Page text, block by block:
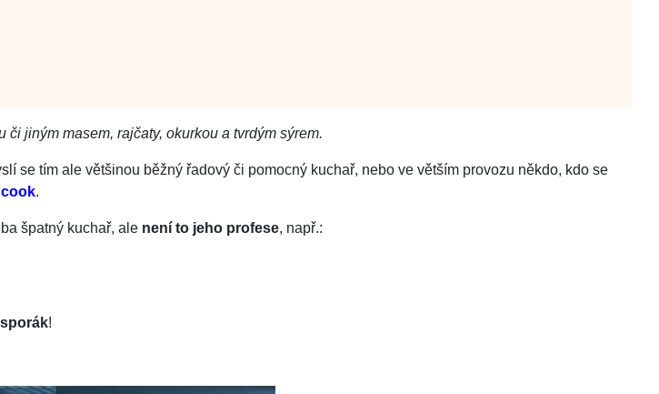
jiným masem, rajčaty, okurkou a tvrdým sýrem.
se tím ale většinou běžný řadový či pomocný kuchař, nebo ve větším provozu někdo, kdo se
.
špatný kuchař, ale není to jeho profese, např.:
sporák!